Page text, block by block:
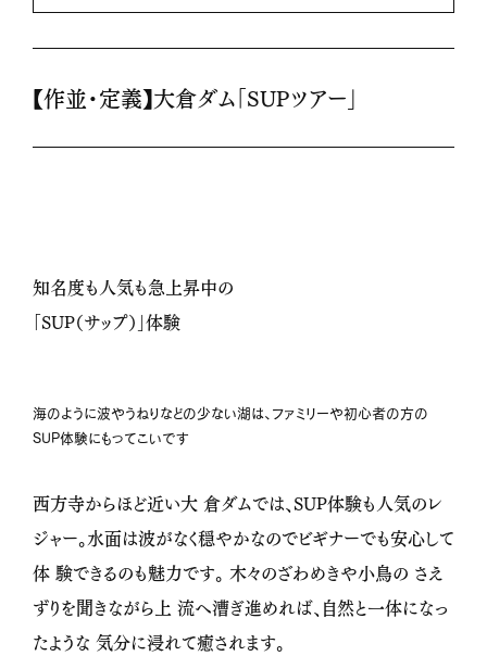
【作並・定義】大倉ダム「SUPツアー」
知名度も人気も急上昇中の
「SUP（サップ）」体験
海のように波やうねりなどの少ない湖は、ファミリーや初心者の方の
SUP体験にもってこいです
西方寺からほど近い大 倉ダムでは、SUP体験も人気のレ
ジャー。水面は波がなく穏やかなのでビギナーでも安心して
体 験できるのも魅力です。 木々のざわめきや小鳥の さえ
ずりを聞きながら上 流へ漕ぎ進めれば、自然と一体になっ
たような 気分に浸れて癒されます。